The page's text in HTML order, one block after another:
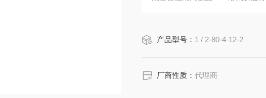
产品型号： 1 / 2-80-4-12-2
厂商性质：代理商